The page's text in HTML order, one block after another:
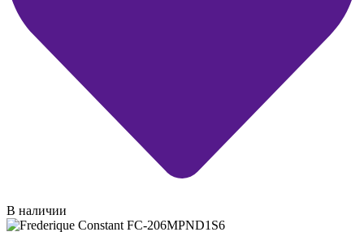
В наличии